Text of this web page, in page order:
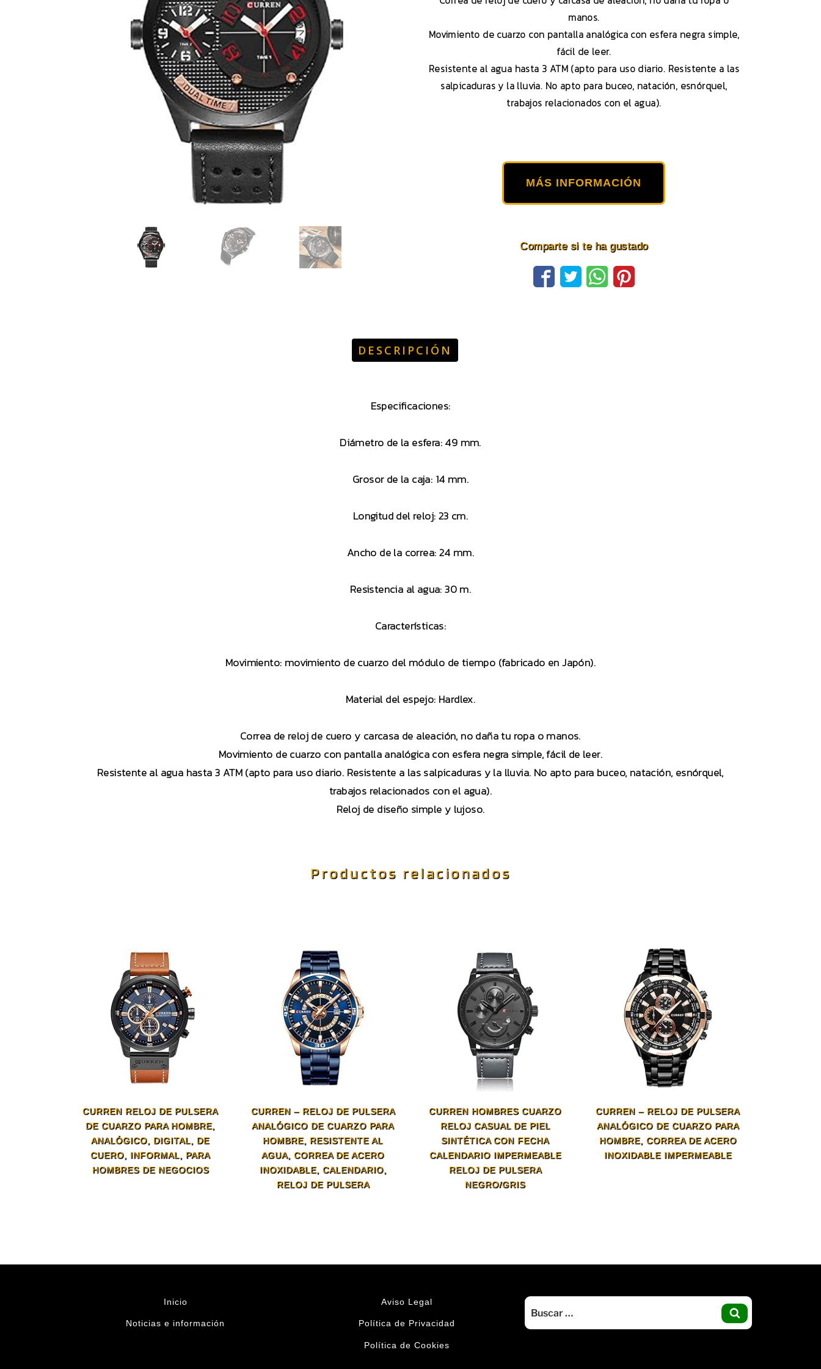
manos.
Movimiento de cuarzo con pantalla analógica con esfera negra simple,
fácil de leer.
Resistente al agua hasta 3 ATM (apto para uso diario. Resistente a las
salpicaduras y la lluvia. No apto para buceo, natación, esnórquel,
trabajos relacionados con el agua).
MÁS INFORMACIÓN
Comparte si te ha gustado
DESCRIPCIÓN
Especificaciones:
Diámetro de la esfera: 49 mm.
Grosor de la caja: 14 mm.
Longitud del reloj: 23 cm.
Ancho de la correa: 24 mm.
Resistencia al agua: 30 m.
Características:
Movimiento: movimiento de cuarzo del módulo de tiempo (fabricado en Japón).
Material del espejo: Hardlex.
Correa de reloj de cuero y carcasa de aleación, no daña tu ropa o manos.
Movimiento de cuarzo con pantalla analógica con esfera negra simple, fácil de leer.
Resistente al agua hasta 3 ATM (apto para uso diario. Resistente a las salpicaduras y la lluvia. No apto para buceo, natación, esnórquel,
trabajos relacionados con el agua).
Reloj de diseño simple y lujoso.
Productos relacionados
CURREN RELOJ DE PULSERA
DE CUARZO PARA HOMBRE,
ANALÓGICO, DIGITAL, DE
CUERO, INFORMAL, PARA
HOMBRES DE NEGOCIOS
CURREN – RELOJ DE PULSERA
ANALÓGICO DE CUARZO PARA
HOMBRE, RESISTENTE AL
AGUA, CORREA DE ACERO
INOXIDABLE, CALENDARIO,
RELOJ DE PULSERA
CURREN HOMBRES CUARZO
RELOJ CASUAL DE PIEL
SINTÉTICA CON FECHA
CALENDARIO IMPERMEABLE
RELOJ DE PULSERA
NEGRO/GRIS
CURREN – RELOJ DE PULSERA
ANALÓGICO DE CUARZO PARA
HOMBRE, CORREA DE ACERO
INOXIDABLE IMPERMEABLE
Inicio
Noticias e información
Aviso Legal
Política de Privacidad
Política de Cookies